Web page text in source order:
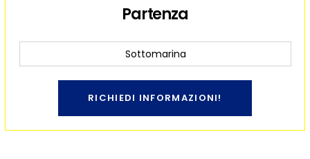
Partenza
Sottomarina
RICHIEDI INFORMAZIONI!